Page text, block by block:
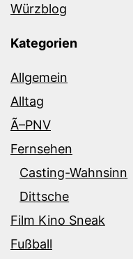
Würzblog
Kategorien
Allgemein
Alltag
Ã–PNV
Fernsehen
Casting-Wahnsinn
Dittsche
Film Kino Sneak
Fußball